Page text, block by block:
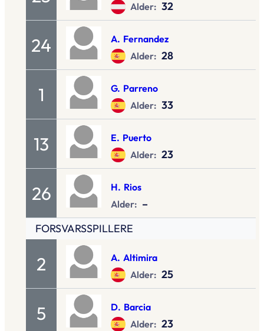
Alder: 32
24 A. Fernandez
Alder: 28
1 G. Parreno
Alder: 33
13 E. Puerto
Alder: 23
26 H. Rios
Alder: –
FORSVARSSPILLERE
2 A. Altimira
Alder: 25
5 D. Barcia
Alder: 23